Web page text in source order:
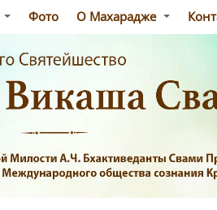
Фото О Махарадже